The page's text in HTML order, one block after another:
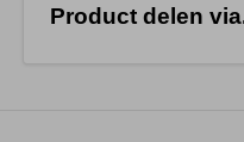
Product delen